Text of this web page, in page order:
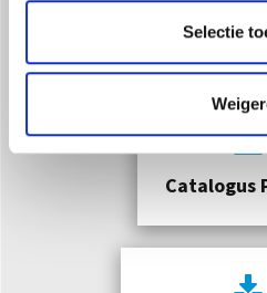
Selectie
Catalogus